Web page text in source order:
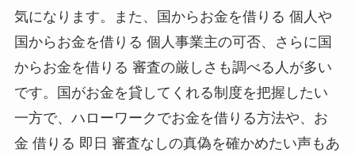
気になります。また、国からお金を借りる 個人や
国からお金を借りる 個人事業主の可否、さらに国
からお金を借りる 審査の厳しさも調べる人が多い
です。国がお金を貸してくれる制度を把握したい
一方で、ハローワークでお金を借りる方法や、お
金 借りる 即日 審査なしの真偽を確かめたい声もあ